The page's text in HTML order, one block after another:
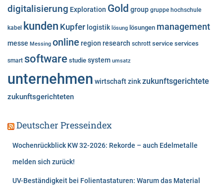
e
digitalisierung Exploration Gold group gruppe hochschule
kabel kunden Kupfer logistik lösung lösungen management
messe Messing online region research schrott service services
smart software studie system umsatz
unternehmen wirtschaftzinkzukunftsgerichtete
zukunftsgerichteten
Deutscher Presseindex
Wochenrückblick KW 32-2026: Rekorde – auch Edelmetalle
melden sich zurück!
UV-Beständigkeit bei Folientastaturen: Warum das Material